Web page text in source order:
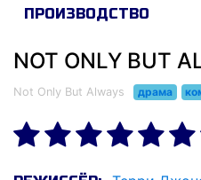
ПРОИЗВОДСТВО
NOT ONLY BUT
Not Only But Always драма